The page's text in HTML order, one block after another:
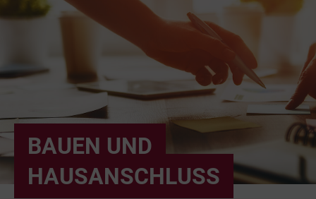
BAUEN UND
HAUSANSCHLUSS
ParkRaum
Bäder
Beruf &